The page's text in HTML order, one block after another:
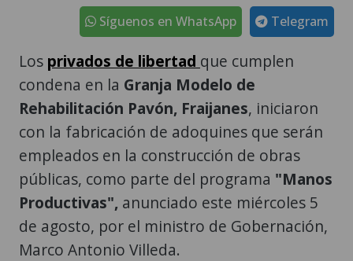
Telegram
Síguenos en WhatsApp
Los privados de libertad que cumplen
condena en la Granja Modelo de
Rehabilitación Pavón, Fraijanes, iniciaron
con la fabricación de adoquines que serán
empleados en la construcción de obras
públicas, como parte del programa "Manos
Productivas", anunciado este miércoles 5
de agosto, por el ministro de Gobernación,
Marco Antonio Villeda.